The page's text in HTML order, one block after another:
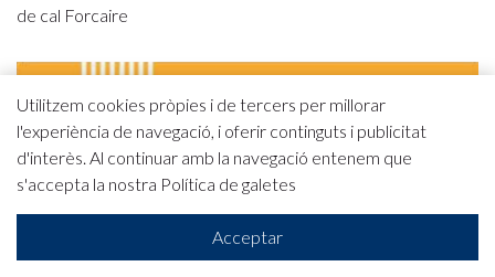
de cal Forcaire
Utilitzem cookies pròpies i de tercers per millorar
l'experiència de navegació, i oferir continguts i publicitat
d'interès. Al continuar amb la navegació entenem que
s'accepta la nostra Política de galetes
Acceptar